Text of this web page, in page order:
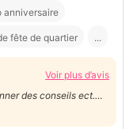
anniversaire
fête de quartier ...
Voir plus d’avis
des conseils ect.